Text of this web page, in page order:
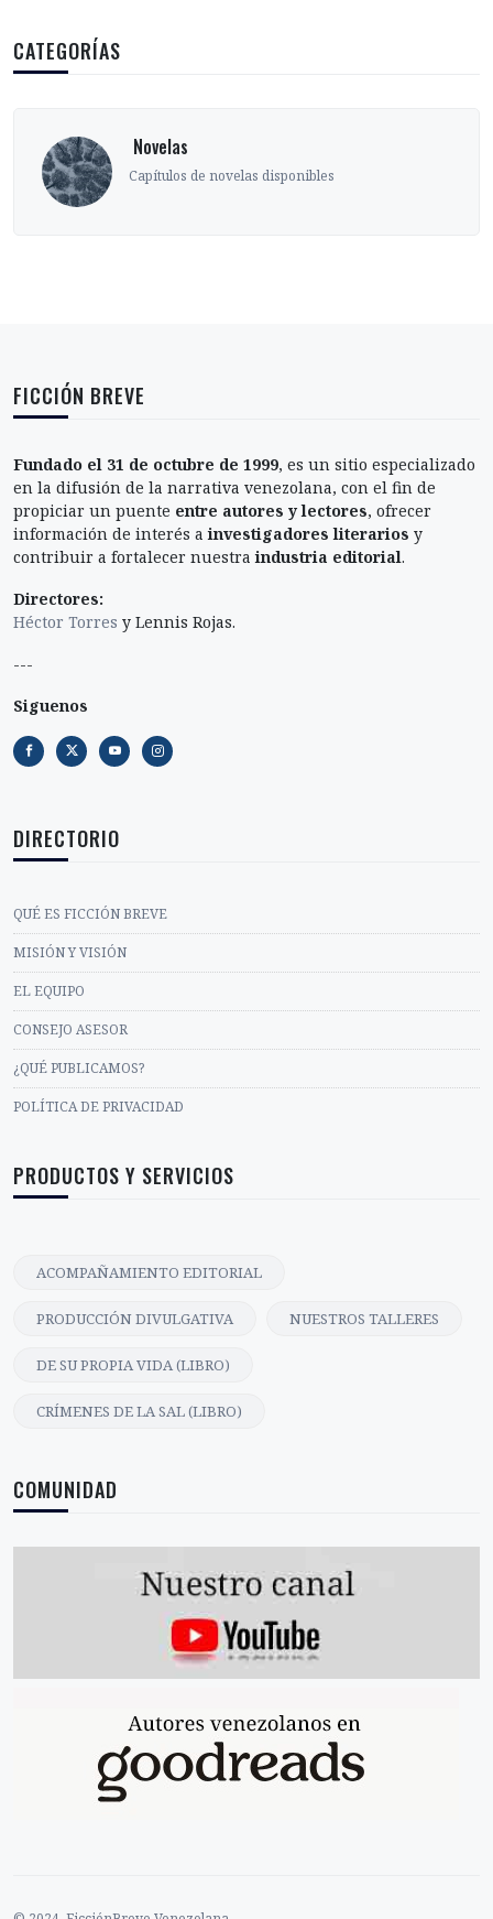
CATEGORÍAS
Ensayos, entrevistas y artículos sobre el
FICCIÓN BREVE
Fundado el 31 de octubre de 1999, es un sitio especializado
en la difusión de la narrativa venezolana, con el fin de
propiciar un puente entre autores y lectores, ofrecer
información de interés ainvestigadores literarios y
contribuir a fortalecer nuestraindustria editorial.
Directores:
Héctor Torres y Lennis Rojas.
---
Siguenos
DIRECTORIO
QUÉ ES FICCIÓN BREVE
MISIÓN Y VISIÓN
EL EQUIPO
CONSEJO ASESOR
¿QUÉ PUBLICAMOS?
POLÍTICA DE PRIVACIDAD
PRODUCTOS Y SERVICIOS
ACOMPAÑAMIENTO EDITORIAL
PRODUCCIÓN DIVULGATIVA NUESTROS TALLERES
DE SU PROPIA VIDA (LIBRO)
CRÍMENES DE LA SAL (LIBRO)
COMUNIDAD